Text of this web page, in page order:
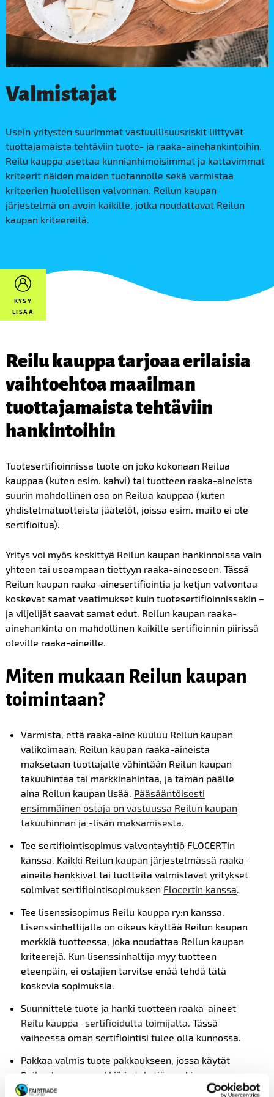
Valmistajat
Usein yritysten suurimmat vastuullisuusriskit liittyvät
tuottajamaista tehtäviin tuote- ja raaka-ainehankintoihin.
Reilu kauppa asettaa kunnianhimoisimmat ja kattavimmat
kriteerit näiden maiden tuotannolle sekä varmistaa
kriteerien huolellisen valvonnan. Reilun kaupan
järjestelmä on avoin kaikille, jotka noudattavat Reilun
kaupan kriteereitä.
KYSY
LISÄÄ
Reilu kauppa tarjoaa erilaisia
vaihtoehtoa maailman
tuottajamaista tehtäviin
hankintoihin
Tuotesertifioinnissa tuote on joko kokonaan Reilua
kauppaa (kuten esim. kahvi) tai tuotteen raaka-aineista
suurin mahdollinen osa on Reilua kauppaa (kuten
yhdistelmätuotteista jäätelöt, joissa esim. maito ei ole
sertifioitua).
Yritys voi myös keskittyä Reilun kaupan hankinnoissa vain
yhteen tai useampaan tiettyyn raaka-aineeseen. Tässä
Reilun kaupan raaka-ainesertifiointia ja ketjun valvontaa
koskevat samat vaatimukset kuin tuotesertifioinnissakin –
ja viljelijät saavat samat edut. Reilun kaupan raaka-
ainehankinta on mahdollinen kaikille sertifioinnin piirissä
oleville raaka-aineille.
Miten mukaan Reilun kaupan
toimintaan?
Varmista, että raaka-aine kuuluu Reilun kaupan
valikoimaan. Reilun kaupan raaka-aineista
maksetaan tuottajalle vähintään Reilun kaupan
takuuhintaa tai markkinahintaa, ja tämän päälle
aina Reilun kaupan lisää. Pääsääntöisesti
ensimmäinen ostaja on vastuussa Reilun kaupan
takuuhinnan ja -lisän maksamisesta.
Tee sertifiointisopimus valvontayhtiö FLOCERTin
kanssa. Kaikki Reilun kaupan järjestelmässä raaka-
aineita hankkivat tai tuotteita valmistavat yritykset
solmivat sertifiointisopimuksen Flocertin kanssa
Tee lisenssisopimus Reilu kauppa ry:n kanssa.
Lisenssinhaltijalla on oikeus käyttää Reilun kaupan
merkkiä tuotteessa, joka noudattaa Reilun kaupan
kriteerejä. Kun lisenssinhaltija myy tuotteen
eteenpäin, ei ostajien tarvitse enää tehdä tätä
koskevia sopimuksia.
Suunnittele tuote ja hanki tuotteen raaka-aineet
Reilu kauppa -sertifioidulta toimijalta. Tässä
vaiheessa oman sertifiointisi tulee olla kunnossa.
Pakkaa valmis tuote pakkaukseen, jossa käytät
Reilun kaupan merkkiä ja tekstiä merkin
sisällöstä.
Hyväksytä tuote ja pakkaus etukäteen